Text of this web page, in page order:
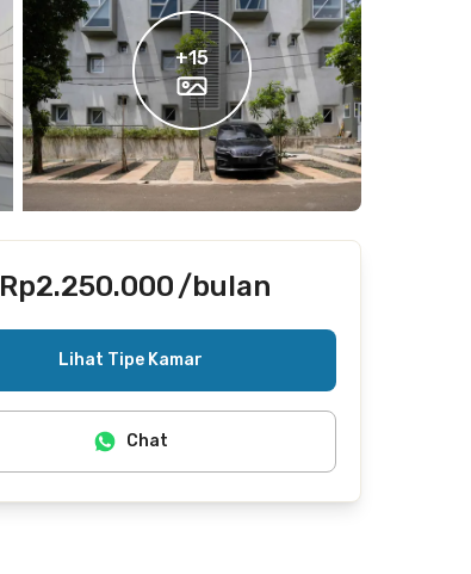
+15
Rp2.250.000/bulan
Lihat Tipe Kamar
Chat